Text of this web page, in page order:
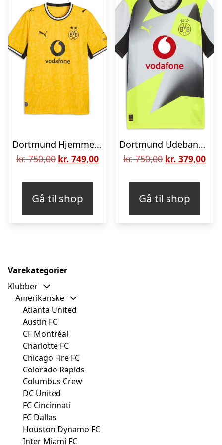
Dortmund Hjemmebanetrøje 2026/27
kr.750,00 Den
var:
kr. 750,00.
kr. 749,00Den
kr. 749,00.
Gå til shop
Dortmund Udebanetrøje 25/26 Replica
kr.750,00 Den
var:
kr. 750,00.
kr. 379,00Den
kr.
Gå til shop
Varekategorier
Klubber
Amerikanske
Atlanta United
Austin FC
CF Montréal
Charlotte FC
Chicago Fire FC
Colorado Rapids
Columbus Crew
DC United
FC Cincinnati
FC Dallas
Houston Dynamo FC
Inter Miami FC